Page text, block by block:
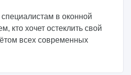
специалистам в оконной
кто хочет остеклить свой
всех современных